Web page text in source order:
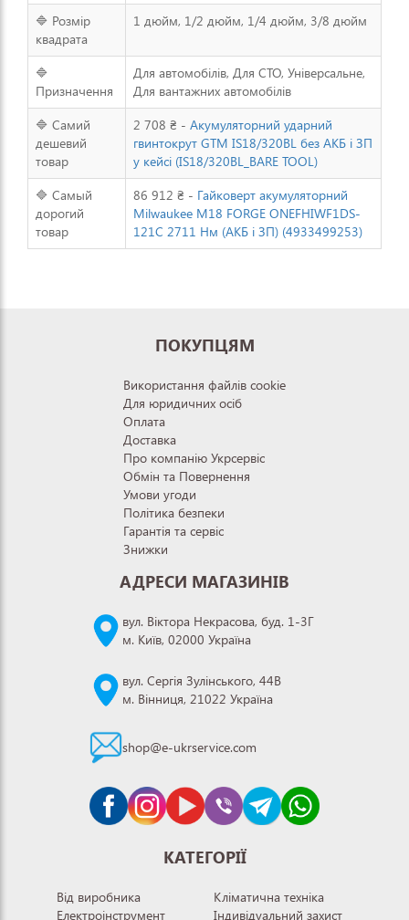
🔷 Розмір
квадрата
1 дюйм, 1/2 дюйм, 1/4 дюйм, 3/8 дюйм
🔷
Призначення
Для автомобілів, Для СТО, Універсальне,
Для вантажних автомобілів
🔷 Самий
дешевий
товар
2 708 ₴ - Акумуляторний ударний
гвинтокрут GTM IS18/320BL без АКБ і ЗП
у кейсі (IS18/320BL_BARE TOOL)
🔷 Самый
дорогий
товар
86 912 ₴ - Гайковерт акумуляторний
Milwaukee M18 FORGE ONEFHIWF1DS-
121C 2711 Нм (АКБ і ЗП) (4933499253)
ПОКУПЦЯМ
Використання файлів cookie
Для юридичних осіб
Оплата
Доставка
Про компанію Укрсервіс
Обмін та Повернення
Умови угоди
Політика безпеки
Гарантія та сервіс
Знижки
АДРЕСИ МАГАЗИНІВ
вул. Віктора Некрасова, буд. 1-3Г
м. Київ, 02000 Україна
вул. Сергія Зулінського, 44В
м. Вінниця, 21022 Україна
shop@e-ukrservice.com
КАТЕГОРІЇ
Від виробника
Електроінструмент
Кліматична техніка
Індивідуальний захист